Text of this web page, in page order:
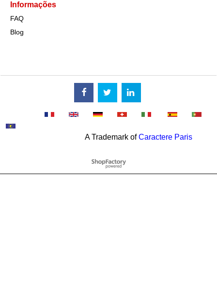
Informações
FAQ
Blog
A Trademark ofCaractere Paris
To create online store
ShopFactory eCommerce